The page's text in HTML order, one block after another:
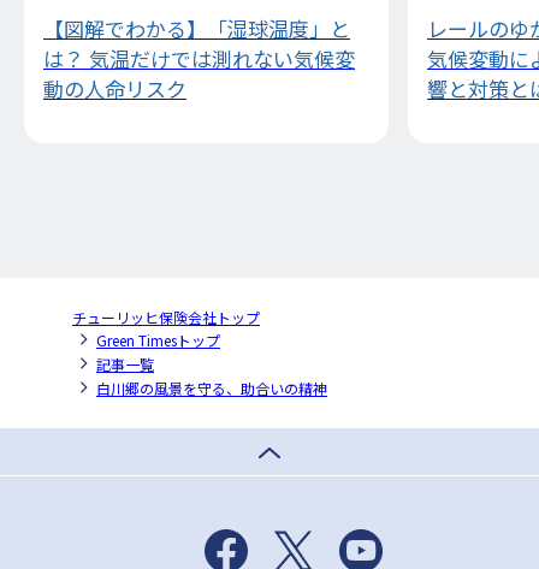
【図解でわかる】「湿球温度」と
は？ 気温だけでは測れない気候変
動の人命リスク
レールの
気候変動に
響と対策と
チューリッヒ保険会社トップ
Green Timesトップ
記事一覧
白川郷の風景を守る、助合いの精神
Facebook